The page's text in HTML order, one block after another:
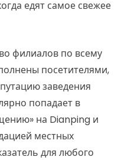
едят самое свежее
филиалов по всему
посетителями,
заведения
попадает в
на Dianping и
местных
для любого